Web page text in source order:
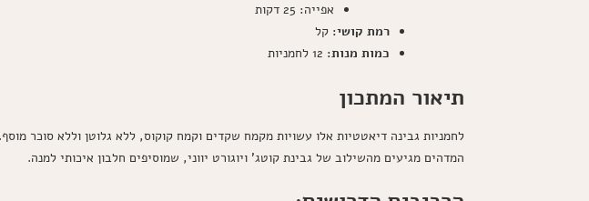
אפייה: 25 דקות
רמת קושי: קל
כמות מנות:
תיאור המתכון
לחמניות גבינה דיאטטיות אלו עשויות מקמח שקדים וקמח קוקוס, ללא גלוטן וללא סוכר
המדהים מגיעים מהשילוב של גבינת קוטג' ויוגורט יווני, שמוסיפים חלבון איכותי למנה.